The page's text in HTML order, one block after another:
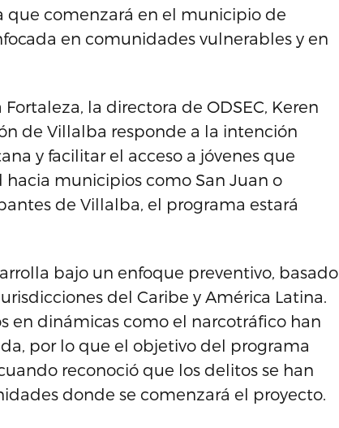
comenzará en el municipio de
en comunidades vulnerables y en
la directora de ODSEC, Keren
de Villalba responde a la intención
y facilitar el acceso a jóvenes que
municipios como San Juan o
de Villalba, el programa estará
bajo un enfoque preventivo, basado
del Caribe y América Latina.
en dinámicas como el narcotráfico han
por lo que el objetivo del programa
reconoció que los delitos se han
donde se comenzará el proyecto.